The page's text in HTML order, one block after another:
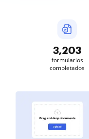
3,203
formularios
completados